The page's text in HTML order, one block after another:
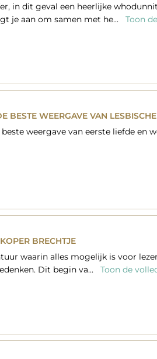
in dit geval een heerlijke
je aan om samen met he...
Toon
BESTE WEERGAVE VAN
weergave van eerste liefde en
BRECHTJE
waarin alles mogelijk is voor
Dit begin va...
Toon de